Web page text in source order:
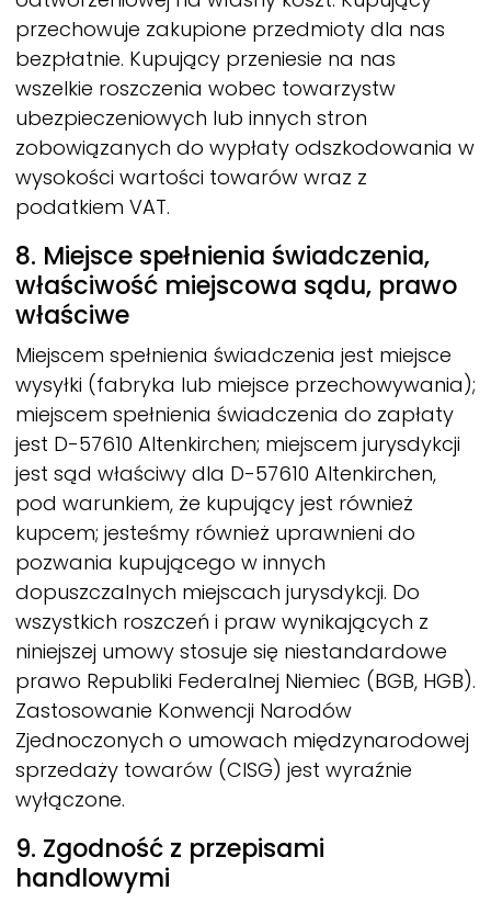
przechowuje zakupione przedmioty dla nas
bezpłatnie. Kupujący przeniesie na nas
wszelkie roszczenia wobec towarzystw
ubezpieczeniowych lub innych stron
zobowiązanych do wypłaty odszkodowania w
wysokości wartości towarów wraz z
podatkiem VAT.
8. Miejsce spełnienia świadczenia,
właściwość miejscowa sądu, prawo
właściwe
Miejscem spełnienia świadczenia jest miejsce
wysyłki (fabryka lub miejsce przechowywania);
miejscem spełnienia świadczenia do zapłaty
jest D-57610 Altenkirchen; miejscem jurysdykcji
jest sąd właściwy dla D-57610 Altenkirchen,
pod warunkiem, że kupujący jest również
kupcem; jesteśmy również uprawnieni do
pozwania kupującego w innych
dopuszczalnych miejscach jurysdykcji. Do
wszystkich roszczeń i praw wynikających z
niniejszej umowy stosuje się niestandardowe
prawo Republiki Federalnej Niemiec (BGB, HGB).
Zastosowanie Konwencji Narodów
Zjednoczonych o umowach międzynarodowej
sprzedaży towarów (CISG) jest wyraźnie
wyłączone.
9. Zgodność z przepisami
handlowymi